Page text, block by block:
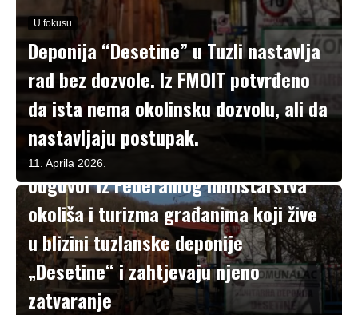
U fokusu
Deponija “Desetine” u Tuzli nastavlja
rad bez dozvole. Iz FMOIT potvrđeno
da ista nema okolinsku dozvolu, ali da
nastavljaju postupak.
11. Aprila 2026.
Aktivizam
Nakon tri i po mjeseca čekanja stigao
odgovor iz Federalnog ministarstva
okoliša i turizma građanima koji žive
u blizini tuzlanske deponije
„Desetine“ i zahtjevaju njeno
zatvaranje